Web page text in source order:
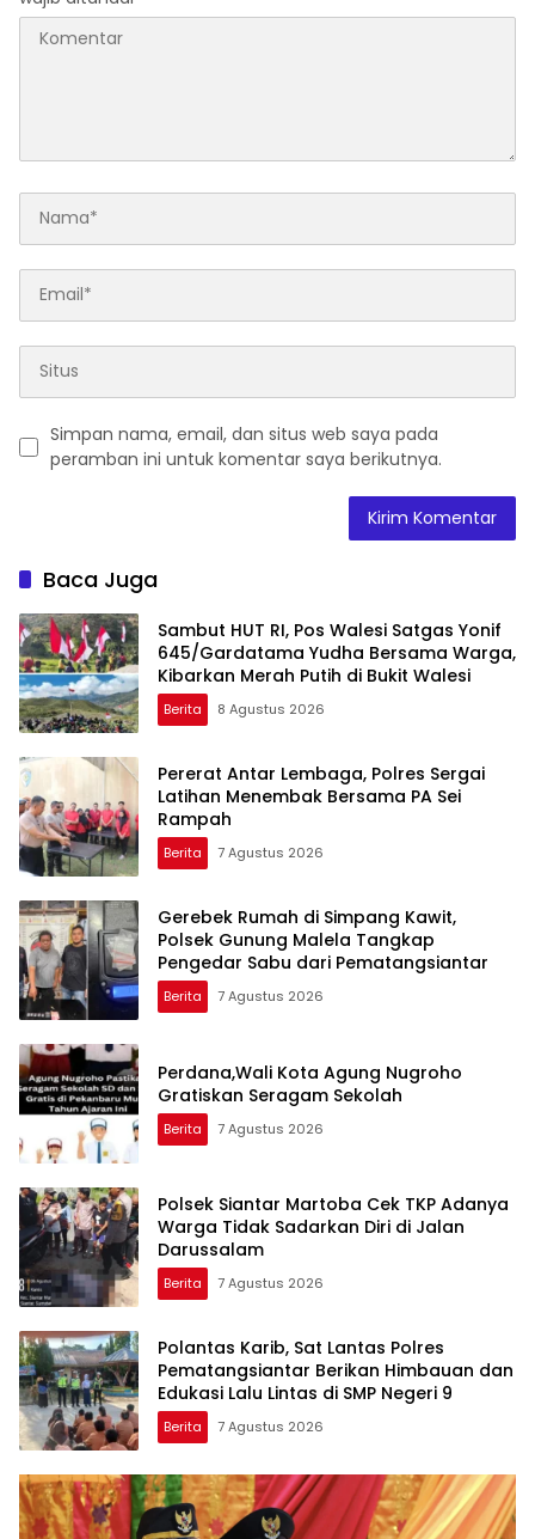
Simpan nama, email, dan situs web saya pada
peramban ini untuk komentar saya berikutnya.
Baca Juga
Sambut HUT RI, Pos Walesi Satgas Yonif
645/Gardatama Yudha Bersama Warga,
Kibarkan Merah Putih di Bukit Walesi
Berita 8 Agustus 2026
Pererat Antar Lembaga, Polres Sergai
Latihan Menembak Bersama PA Sei
Rampah
Berita 7 Agustus 2026
Gerebek Rumah di Simpang Kawit,
Polsek Gunung Malela Tangkap
Pengedar Sabu dari Pematangsiantar
Berita 7 Agustus 2026
Perdana,Wali Kota Agung Nugroho
Gratiskan Seragam Sekolah
Berita 7 Agustus 2026
Polsek Siantar Martoba Cek TKP Adanya
Warga Tidak Sadarkan Diri di Jalan
Darussalam
Berita 7 Agustus 2026
Polantas Karib, Sat Lantas Polres
Pematangsiantar Berikan Himbauan dan
Edukasi Lalu Lintas di SMP Negeri 9
Berita 7 Agustus 2026